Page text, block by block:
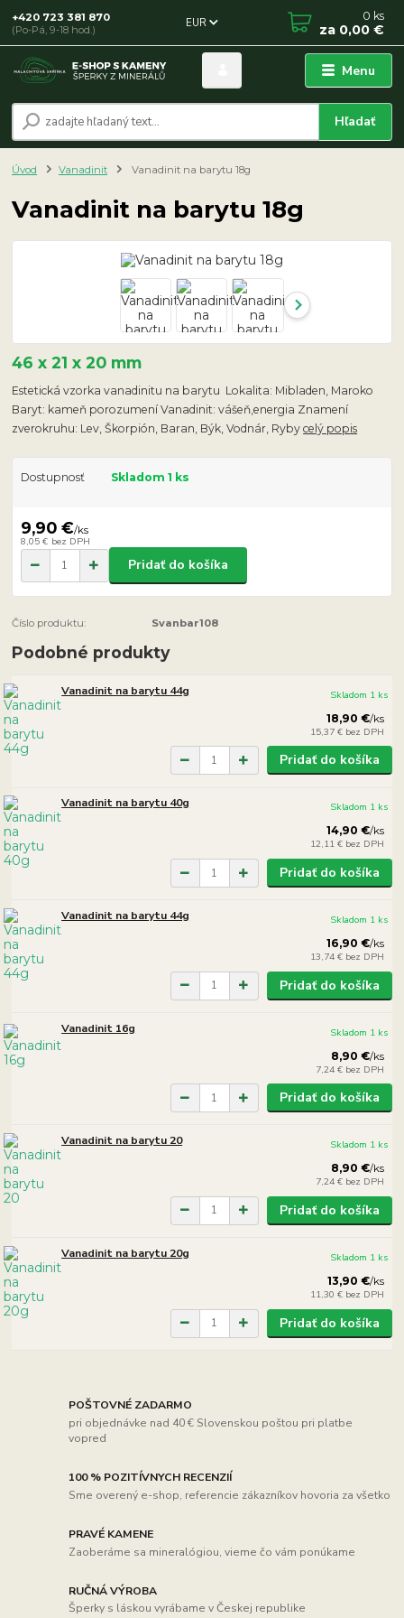
Menu
EUR
Hľadať
+420 723 381 870
(Po-Pá, 9-18 hod.)
0 ks
za 0,00 €
Úvod Vanadinit Vanadinit na barytu 18g
Vanadinit na barytu 18g
46 x 21 x 20 mm
Estetická vzorka vanadinitu na barytu Lokalita: Mibladen, Maroko
Baryt: kameň porozumení Vanadinit: vášeň,energia Znamení
zverokruhu: Lev, Škorpión, Baran, Býk, Vodnár, Rybycelý popis
Dostupnosť Skladom 1 ks
9,90 €/ks
8,05 € bez DPH
Pridať do košíka
Číslo produktu: Svanbar108
Podobné produkty
Vanadinit na barytu 44g
18,90 €/ks
15,37 € bez DPH
Skladom 1 ks
Pridať do košíka
Vanadinit na barytu 40g
14,90 €/ks
12,11 € bez DPH
Skladom 1 ks
Pridať do košíka
Vanadinit na barytu 44g
16,90 €/ks
13,74 € bez DPH
Skladom 1 ks
Pridať do košíka
Vanadinit 16g
8,90 €/ks
7,24 € bez DPH
Skladom 1 ks
Pridať do košíka
Vanadinit na barytu 20
8,90 €/ks
7,24 € bez DPH
Skladom 1 ks
Pridať do košíka
Vanadinit na barytu 20g
13,90 €/ks
11,30 € bez DPH
Skladom 1 ks
Pridať do košíka
POŠTOVNÉ ZADARMO
pri objednávke nad 40 € Slovenskou poštou pri platbe
vopred
100 % POZITÍVNYCH RECENZIÍ
Sme overený e-shop, referencie zákazníkov hovoria za všetko
PRAVÉ KAMENE
Zaoberáme sa mineralógiou, vieme čo vám ponúkame
RUČNÁ VÝROBA
Šperky s láskou vyrábame v Českej republike